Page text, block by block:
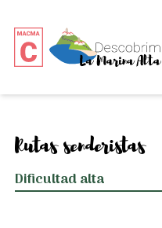
Rutas senderistas
Dificultad alta